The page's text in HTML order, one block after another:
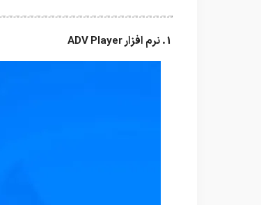
1. نرم افزار ADV Player